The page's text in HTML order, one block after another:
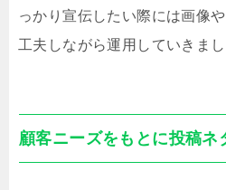
っかり宣伝したい際には画像
工夫しながら運用していきまし
顧客ニーズをもとに投稿ネ